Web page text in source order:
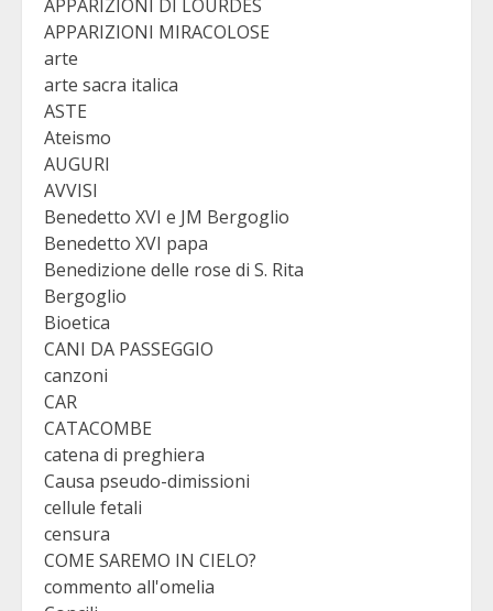
APPARIZIONI DI LOURDES
APPARIZIONI MIRACOLOSE
arte
arte sacra italica
ASTE
Ateismo
AUGURI
AVVISI
Benedetto XVI e JM Bergoglio
Benedetto XVI papa
Benedizione delle rose di S. Rita
Bergoglio
Bioetica
CANI DA PASSEGGIO
canzoni
CAR
CATACOMBE
catena di preghiera
Causa pseudo-dimissioni
cellule fetali
censura
COME SAREMO IN CIELO?
commento all'omelia